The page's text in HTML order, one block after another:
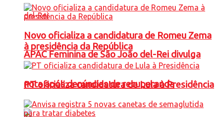
APAC Feminina de São João del-Rei divulga
nota após denúncias de recuperanda
Novo oficializa a candidatura de Romeu Zema
à presidência da República
PT oficializa candidatura de Lula à Presidência